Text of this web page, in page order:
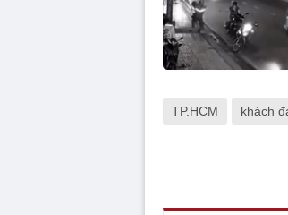
TP.HCM khách